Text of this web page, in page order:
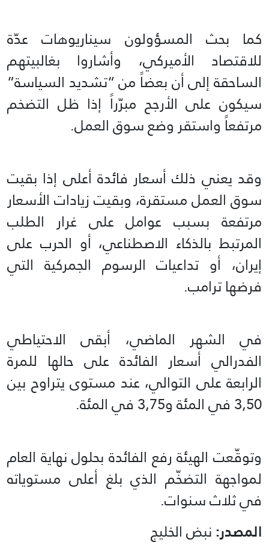
كما بحث المسؤولون سيناريوهات عدّة
للاقتصاد الأميركي، وأشاروا بغالبيتهم
الساحقة إلى أن بعضاً من “تشديد السياسة”
سيكون على الأرجح مبرّراً إذا ظل التضخم
مرتفعاً واستقر وضع سوق العمل.
وقد يعني ذلك أسعار فائدة أعلى إذا بقيت
سوق العمل مستقرة، وبقيت زيادات الأسعار
مرتفعة بسبب عوامل على غرار الطلب
المرتبط بالذكاء الاصطناعي، أو الحرب على
إيران، أو تداعيات الرسوم الجمركية التي
فرضها ترامب.
في الشهر الماضي، أبقى الاحتياطي
الفدرالي أسعار الفائدة على حالها للمرة
الرابعة على التوالي، عند مستوى يتراوح بين
3,50 في المئة و3,75 في المئة.
وتوقّعت الهيئة رفع الفائدة بحلول نهاية العام
لمواجهة التضخّم الذي بلغ أعلى مستوياته
في ثلاث سنوات.
المصدر:نبض الخليج